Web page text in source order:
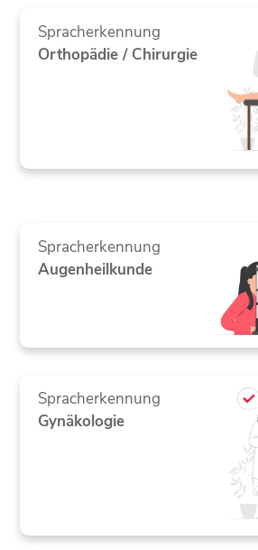
Spracherkennung
Orthopädie / Chirurgie
Spracherkennung
Augenheilkunde
Spracherkennung
Gynäkologie